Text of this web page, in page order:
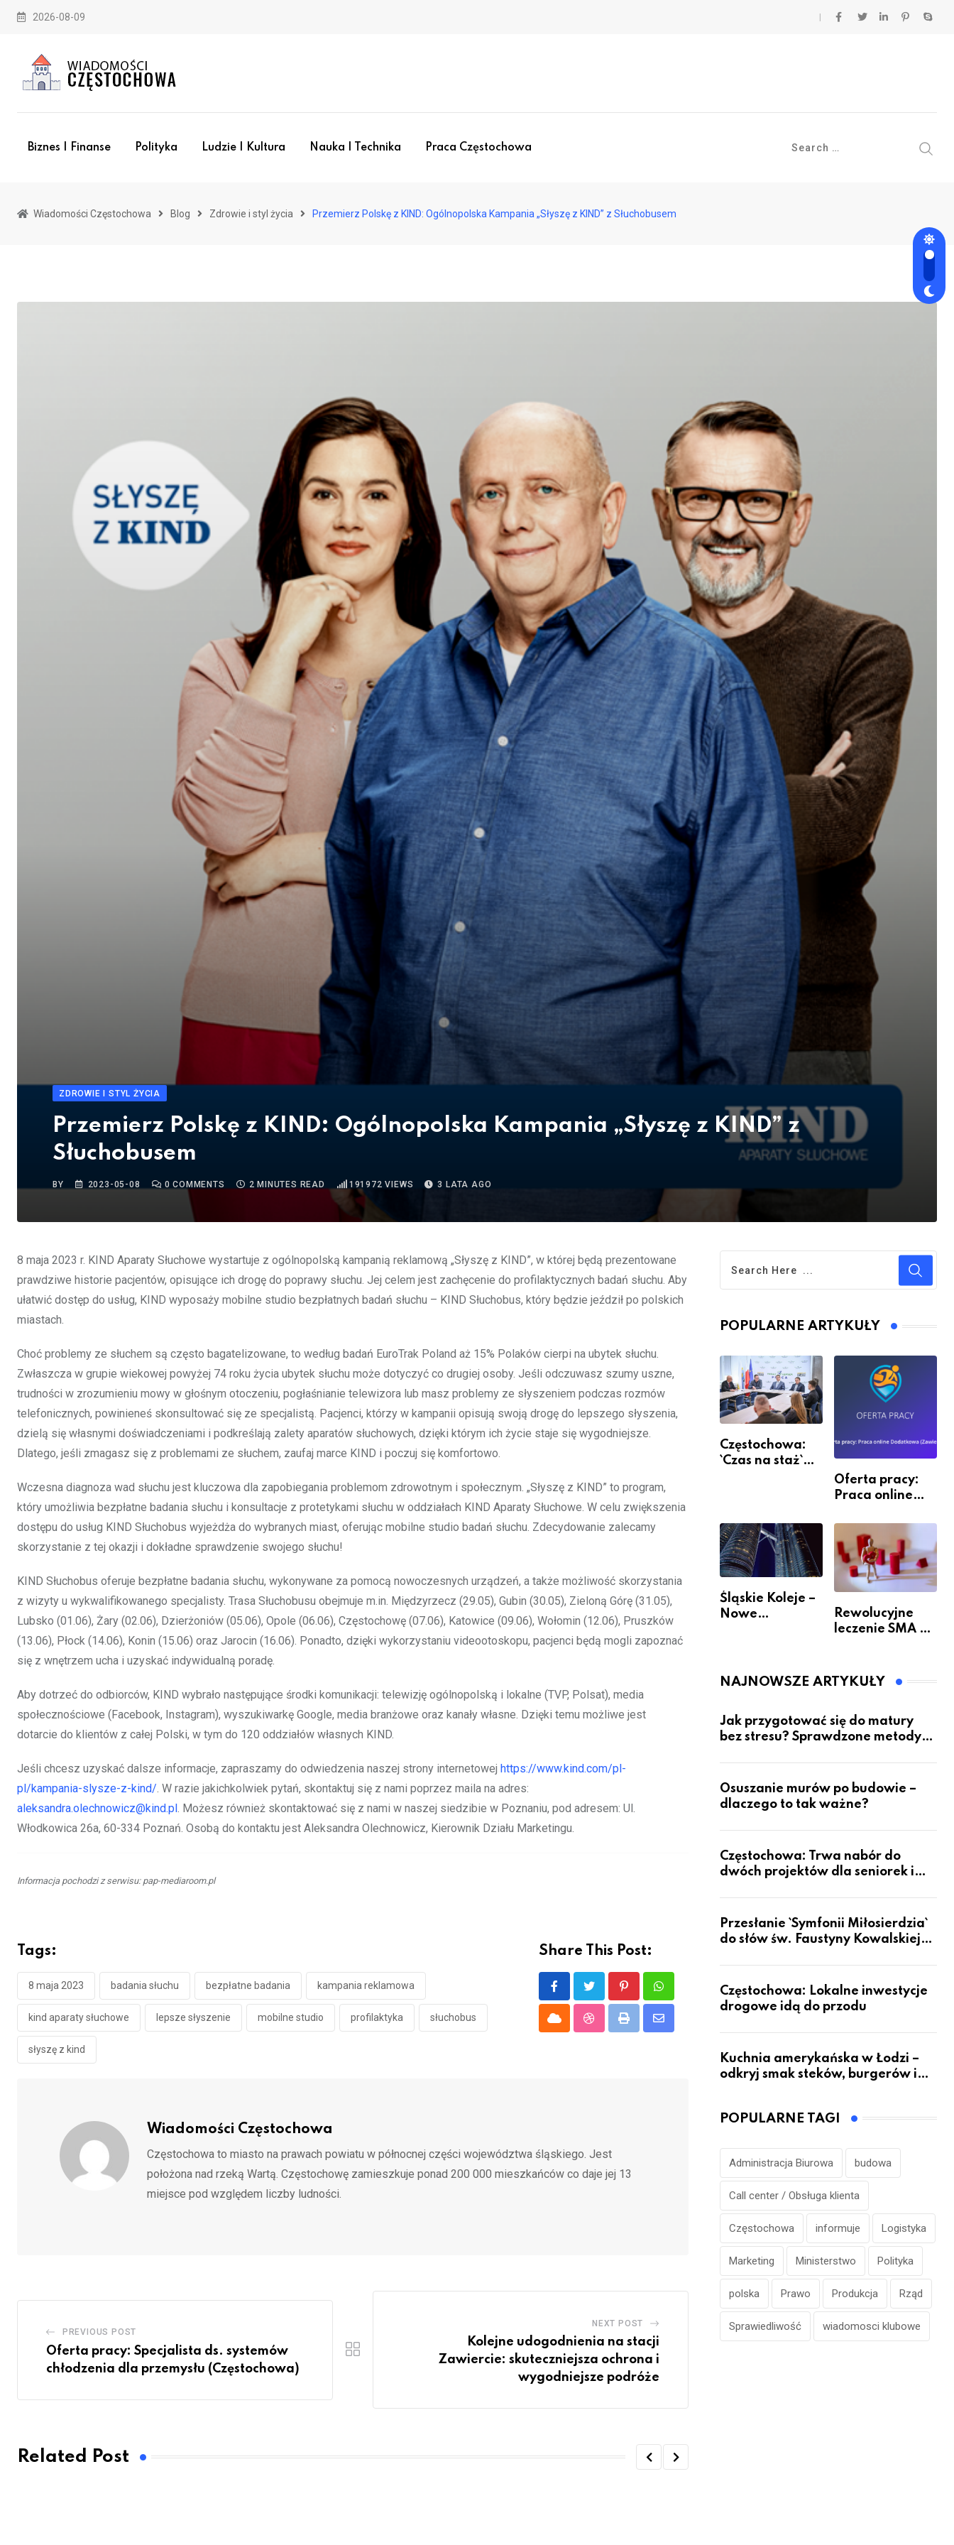
Skip
2026-08-09
Biznes I Finanse Polityka Ludzie I Kultura Nauka I Technika Praca Częstochowa
Wiadomości Częstochowa Blog Zdrowie i styl życia Przemierz Polskę z KIND: Ogólnopolska Kampania „Słyszę z KIND” z Słuchobusem
ZDROWIE I STYL ŻYCIA
Przemierz Polskę z KIND: Ogólnopolska Kampania „Słyszę z KIND” z
Słuchobusem
BY 2023-05-08 0 COMMENTS 2 MINUTES READ 191972 VIEWS 3 LATA AGO
8 maja 2023 r. KIND Aparaty Słuchowe wystartuje z ogólnopolską kampanią reklamową „Słyszę z KIND”, w której będą prezentowane
prawdziwe historie pacjentów, opisujące ich drogę do poprawy słuchu. Jej celem jest zachęcenie do profilaktycznych badań słuchu. Aby
ułatwić dostęp do usług, KIND wyposaży mobilne studio bezpłatnych badań słuchu – KIND Słuchobus, który będzie jeździł po polskich
miastach.
Choć problemy ze słuchem są często bagatelizowane, to według badań EuroTrak Poland aż 15% Polaków cierpi na ubytek słuchu.
Zwłaszcza w grupie wiekowej powyżej 74 roku życia ubytek słuchu może dotyczyć co drugiej osoby. Jeśli odczuwasz szumy uszne,
trudności w zrozumieniu mowy w głośnym otoczeniu, pogłaśnianie telewizora lub masz problemy ze słyszeniem podczas rozmów
telefonicznych, powinieneś skonsultować się ze specjalistą. Pacjenci, którzy w kampanii opisują swoją drogę do lepszego słyszenia,
dzielą się własnymi doświadczeniami i podkreślają zalety aparatów słuchowych, dzięki którym ich życie staje się wygodniejsze.
Dlatego, jeśli zmagasz się z problemami ze słuchem, zaufaj marce KIND i poczuj się komfortowo.
Wczesna diagnoza wad słuchu jest kluczowa dla zapobiegania problemom zdrowotnym i społecznym. „Słyszę z KIND” to program,
który umożliwia bezpłatne badania słuchu i konsultacje z protetykami słuchu w oddziałach KIND Aparaty Słuchowe. W celu zwiększenia
dostępu do usług KIND Słuchobus wyjeżdża do wybranych miast, oferując mobilne studio badań słuchu. Zdecydowanie zalecamy
skorzystanie z tej okazji i dokładne sprawdzenie swojego słuchu!
KIND Słuchobus oferuje bezpłatne badania słuchu, wykonywane za pomocą nowoczesnych urządzeń, a także możliwość skorzystania
z wizyty u wykwalifikowanego specjalisty. Trasa Słuchobusu obejmuje m.in. Międzyrzecz (29.05), Gubin (30.05), Zieloną Górę (31.05),
Lubsko (01.06), Żary (02.06), Dzierżoniów (05.06), Opole (06.06), Częstochowę (07.06), Katowice (09.06), Wołomin (12.06), Pruszków
(13.06), Płock (14.06), Konin (15.06) oraz Jarocin (16.06). Ponadto, dzięki wykorzystaniu videootoskopu, pacjenci będą mogli zapoznać
się z wnętrzem ucha i uzyskać indywidualną poradę.
Aby dotrzeć do odbiorców, KIND wybrało następujące środki komunikacji: telewizję ogólnopolską i lokalne (TVP, Polsat), media
społecznościowe (Facebook, Instagram), wyszukiwarkę Google, media branżowe oraz kanały własne. Dzięki temu możliwe jest
dotarcie do klientów z całej Polski, w tym do 120 oddziałów własnych KIND.
Jeśli chcesz uzyskać dalsze informacje, zapraszamy do odwiedzenia naszej strony internetowej https://www.kind.com/pl-
pl/kampania-slysze-z-kind/. W razie jakichkolwiek pytań, skontaktuj się z nami poprzez maila na adres:
aleksandra.olechnowicz@kind.pl. Możesz również skontaktować się z nami w naszej siedzibie w Poznaniu, pod adresem: Ul.
Włodkowica 26a, 60-334 Poznań. Osobą do kontaktu jest Aleksandra Olechnowicz, Kierownik Działu Marketingu.
Informacja pochodzi z serwisu: pap-mediaroom.pl
Tags:
8 maja 2023 badania słuchu bezpłatne badania kampania reklamowa
kind aparaty słuchowe lepsze słyszenie mobilne studio profilaktyka słuchobus
słyszę z kind
Share This Post:
PinterestWhatsapp
Cloud StumbleUpon
Print
Share
Wiadomości Częstochowa
Częstochowa to miasto na prawach powiatu w północnej części województwa śląskiego. Jest
położona nad rzeką Wartą. Częstochowę zamieszkuje ponad 200 000 mieszkańców co daje jej 13
miejsce pod względem liczby ludności.
PREVIOUS POST
Oferta pracy: Specjalista ds. systemów
chłodzenia dla przemysłu (Częstochowa)
NEXT POST
Kolejne udogodnienia na stacji
Zawiercie: skuteczniejsza ochrona i
wygodniejsze podróże
Related Post
POPULARNE ARTYKUŁY
Częstochowa:
`Czas na staż`
Oferta pracy:
Praca online
(Zawiercie)
Śląskie Koleje –
Nowe
Rewolucyjne
leczenie SMA –
pacjentów?
NAJNOWSZE ARTYKUŁY
Jak przygotować się do matury
bez stresu? Sprawdzone metody
Osuszanie murów po budowie –
dlaczego to tak ważne?
Częstochowa: Trwa nabór do
dwóch projektów dla seniorek i
Przesłanie `Symfonii Miłosierdzia`
do słów św. Faustyny Kowalskiej
Częstochowa: Lokalne inwestycje
drogowe idą do przodu
Kuchnia amerykańska w Łodzi –
odkryj smak steków, burgerów i
POPULARNE TAGI
Administracja Biurowa budowa
Call center / Obsługa klienta
Częstochowa informuje Logistyka
Marketing Ministerstwo Polityka
polska Prawo Produkcja Rząd
Sprawiedliwość wiadomosci klubowe